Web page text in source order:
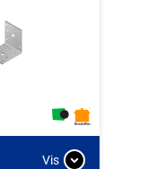
Vis